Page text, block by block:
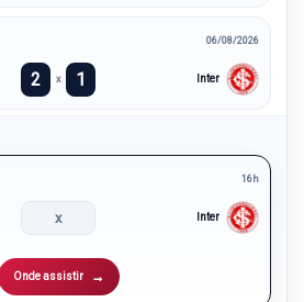
06/08/2026
2 x 1 Inter
16h
x Inter
Onde assistir